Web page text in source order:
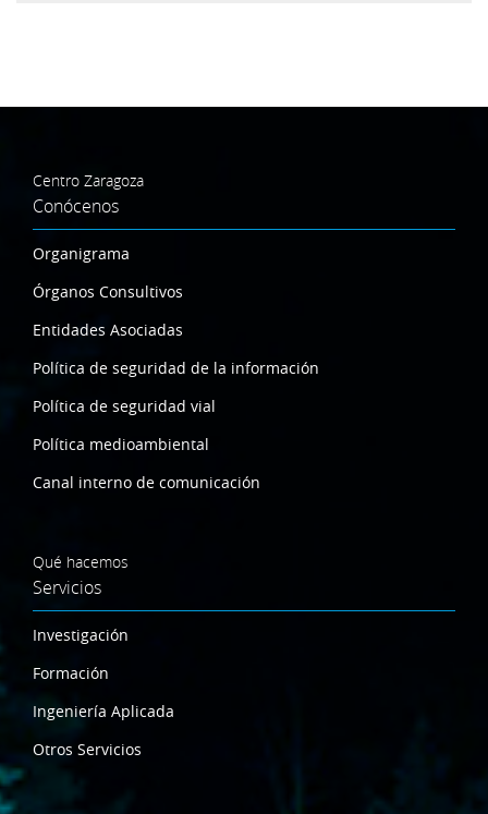
Centro Zaragoza
Conócenos
Organigrama
Órganos Consultivos
Entidades Asociadas
Política de seguridad de la información
Política de seguridad vial
Política medioambiental
Canal interno de comunicación
Qué hacemos
Servicios
Investigación
Formación
Ingeniería Aplicada
Otros Servicios